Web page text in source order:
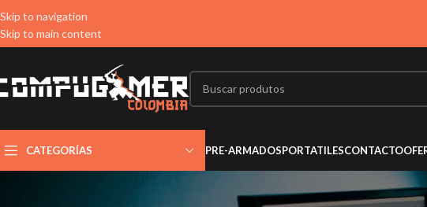
Skip to navigation
Skip to main content
CATEGORÍAS PRE-ARMADOSPORTATILESCONTACTO